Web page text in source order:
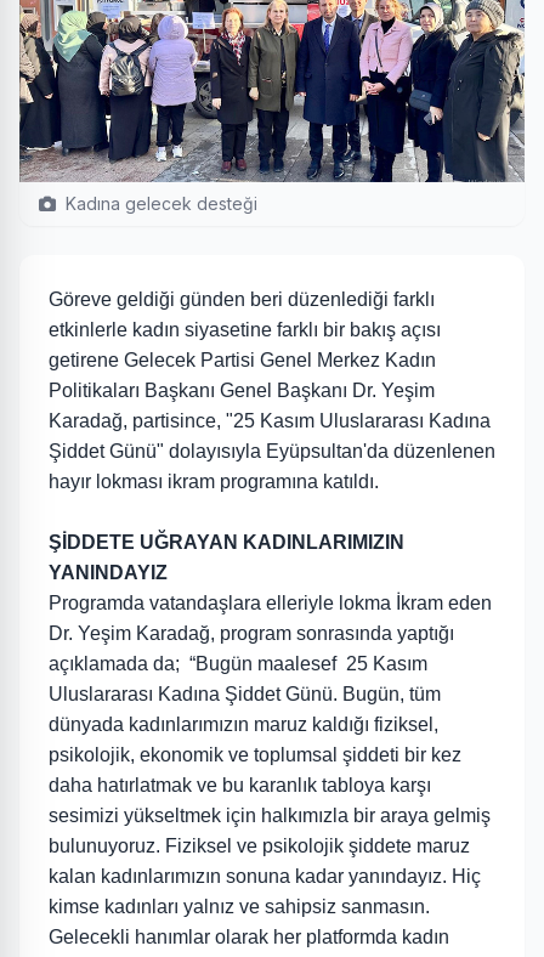
Kadına gelecek desteği
Göreve geldiği günden beri düzenlediği farklı
etkinlerle kadın siyasetine farklı bir bakış açısı
getirene Gelecek Partisi Genel Merkez Kadın
Politikaları Başkanı Genel Başkanı Dr. Yeşim
Karadağ, partisince, "25 Kasım Uluslararası Kadına
Şiddet Günü" dolayısıyla Eyüpsultan'da düzenlenen
hayır lokması ikram programına katıldı.
ŞİDDETE UĞRAYAN KADINLARIMIZIN
YANINDAYIZ
Programda vatandaşlara elleriyle lokma İkram eden
Dr. Yeşim Karadağ, program sonrasında yaptığı
açıklamada da; “Bugün maalesef 25 Kasım
Uluslararası Kadına Şiddet Günü. Bugün, tüm
dünyada kadınlarımızın maruz kaldığı fiziksel,
psikolojik, ekonomik ve toplumsal şiddeti bir kez
daha hatırlatmak ve bu karanlık tabloya karşı
sesimizi yükseltmek için halkımızla bir araya gelmiş
bulunuyoruz. Fiziksel ve psikolojik şiddete maruz
kalan kadınlarımızın sonuna kadar yanındayız. Hiç
kimse kadınları yalnız ve sahipsiz sanmasın.
Gelecekli hanımlar olarak her platformda kadın